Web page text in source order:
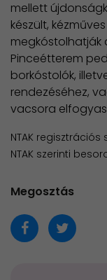
mellett
készült,
megkóstolhatják
Pinceétterem
borkóstolók,
rendezéséhez,
vacsora
NTAK regisztrációs
NTAK szerinti
Megosztás